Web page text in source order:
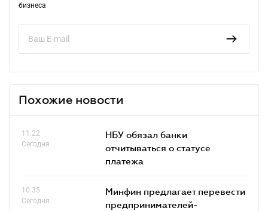
бизнеса
Похожие новости
11.22
Сегодня
НБУ обязал банки
отчитываться о статусе
платежа
10.35
Сегодня
Минфин предлагает перевести
предпринимателей-